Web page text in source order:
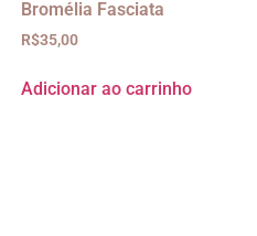
Bromélia Fasciata
R$35,00
Adicionar ao carrinho